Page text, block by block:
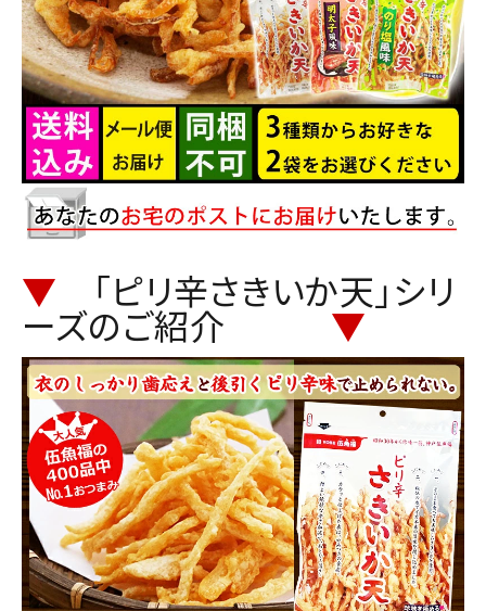
▼ 「ピリ辛さきいか天」シリ
ーズのご紹介 ▼